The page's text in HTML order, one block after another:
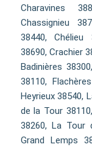
Charavines
Chassignieu
38440, Chélieu
38690, Crachier
Badinières
38110,
Heyrieux 38540,
de la Tour
38260, La Tour
Grand Lemps